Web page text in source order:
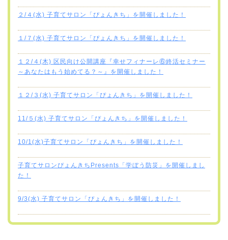
２/４(水) 子育てサロン「ぴょんきち」を開催しました！
１/７(水) 子育てサロン「ぴょんきち」を開催しました！
１２/４(木) 区民向け公開講座『幸せフィナーレ⑥終活セミナー
～あなたはもう始めてる？～』を開催しました！
１２/３(水) 子育てサロン「ぴょんきち」を開催しました！
11/５(水) 子育てサロン「ぴょんきち」を開催しました！
10/1(水)子育てサロン「ぴょんきち」を開催しました！
子育てサロンぴょんきちPresents「学ぼう防災」を開催しまし
た！
9/3(水) 子育てサロン「ぴょんきち」を開催しました！